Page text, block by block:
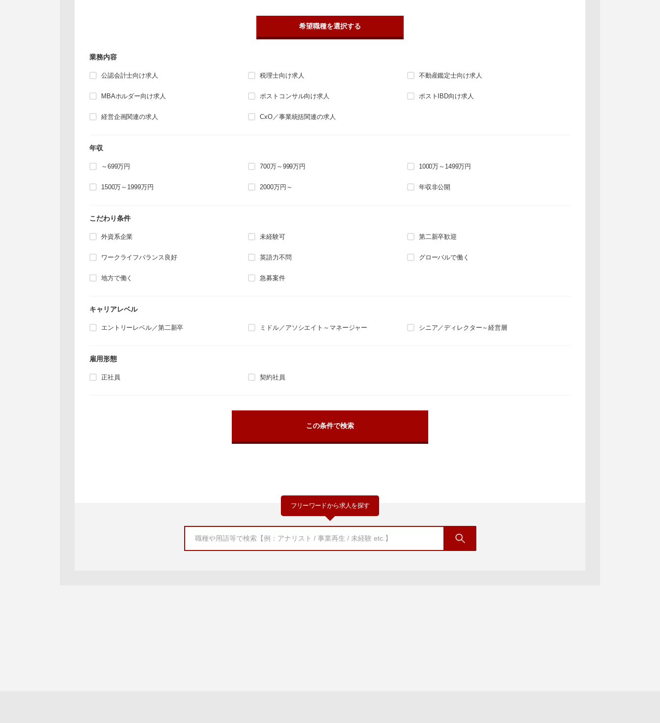
希望職種を選択する
業務内容
公認会計士向け求人 税理士向け求人 不動産鑑定士向け求人
MBAホルダー向け求人 ポストコンサル向け求人 ポストIBD向け求人
経営企画関連の求人 CxO／事業統括関連の求人
年収
～699万円 700万～999万円 1000万～1499万円
1500万～1999万円 2000万円～ 年収非公開
こだわり条件
外資系企業 未経験可 第二新卒歓迎
ワークライフバランス良好 英語力不問 グローバルで働く
地方で働く 急募案件
キャリアレベル
エントリーレベル／第二新卒 ミドル／アソシエイト～マネージャー シニア／ディレクター～経営層
雇用形態
正社員 契約社員
フリーワードから求人を探す